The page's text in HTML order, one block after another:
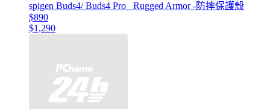
spigen Buds4/ Buds4 Pro _Rugged Armor -防摔保護殼
$890
$1,290